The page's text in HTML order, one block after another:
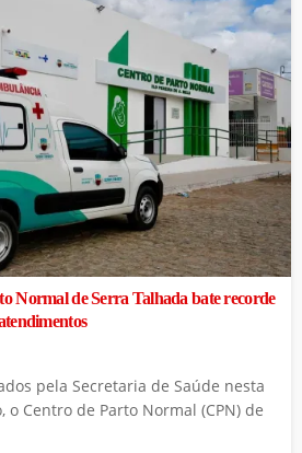
Normal de Serra Talhada bate recorde
pela Secretaria de Saúde nesta
o Centro de Parto Normal (CPN) de